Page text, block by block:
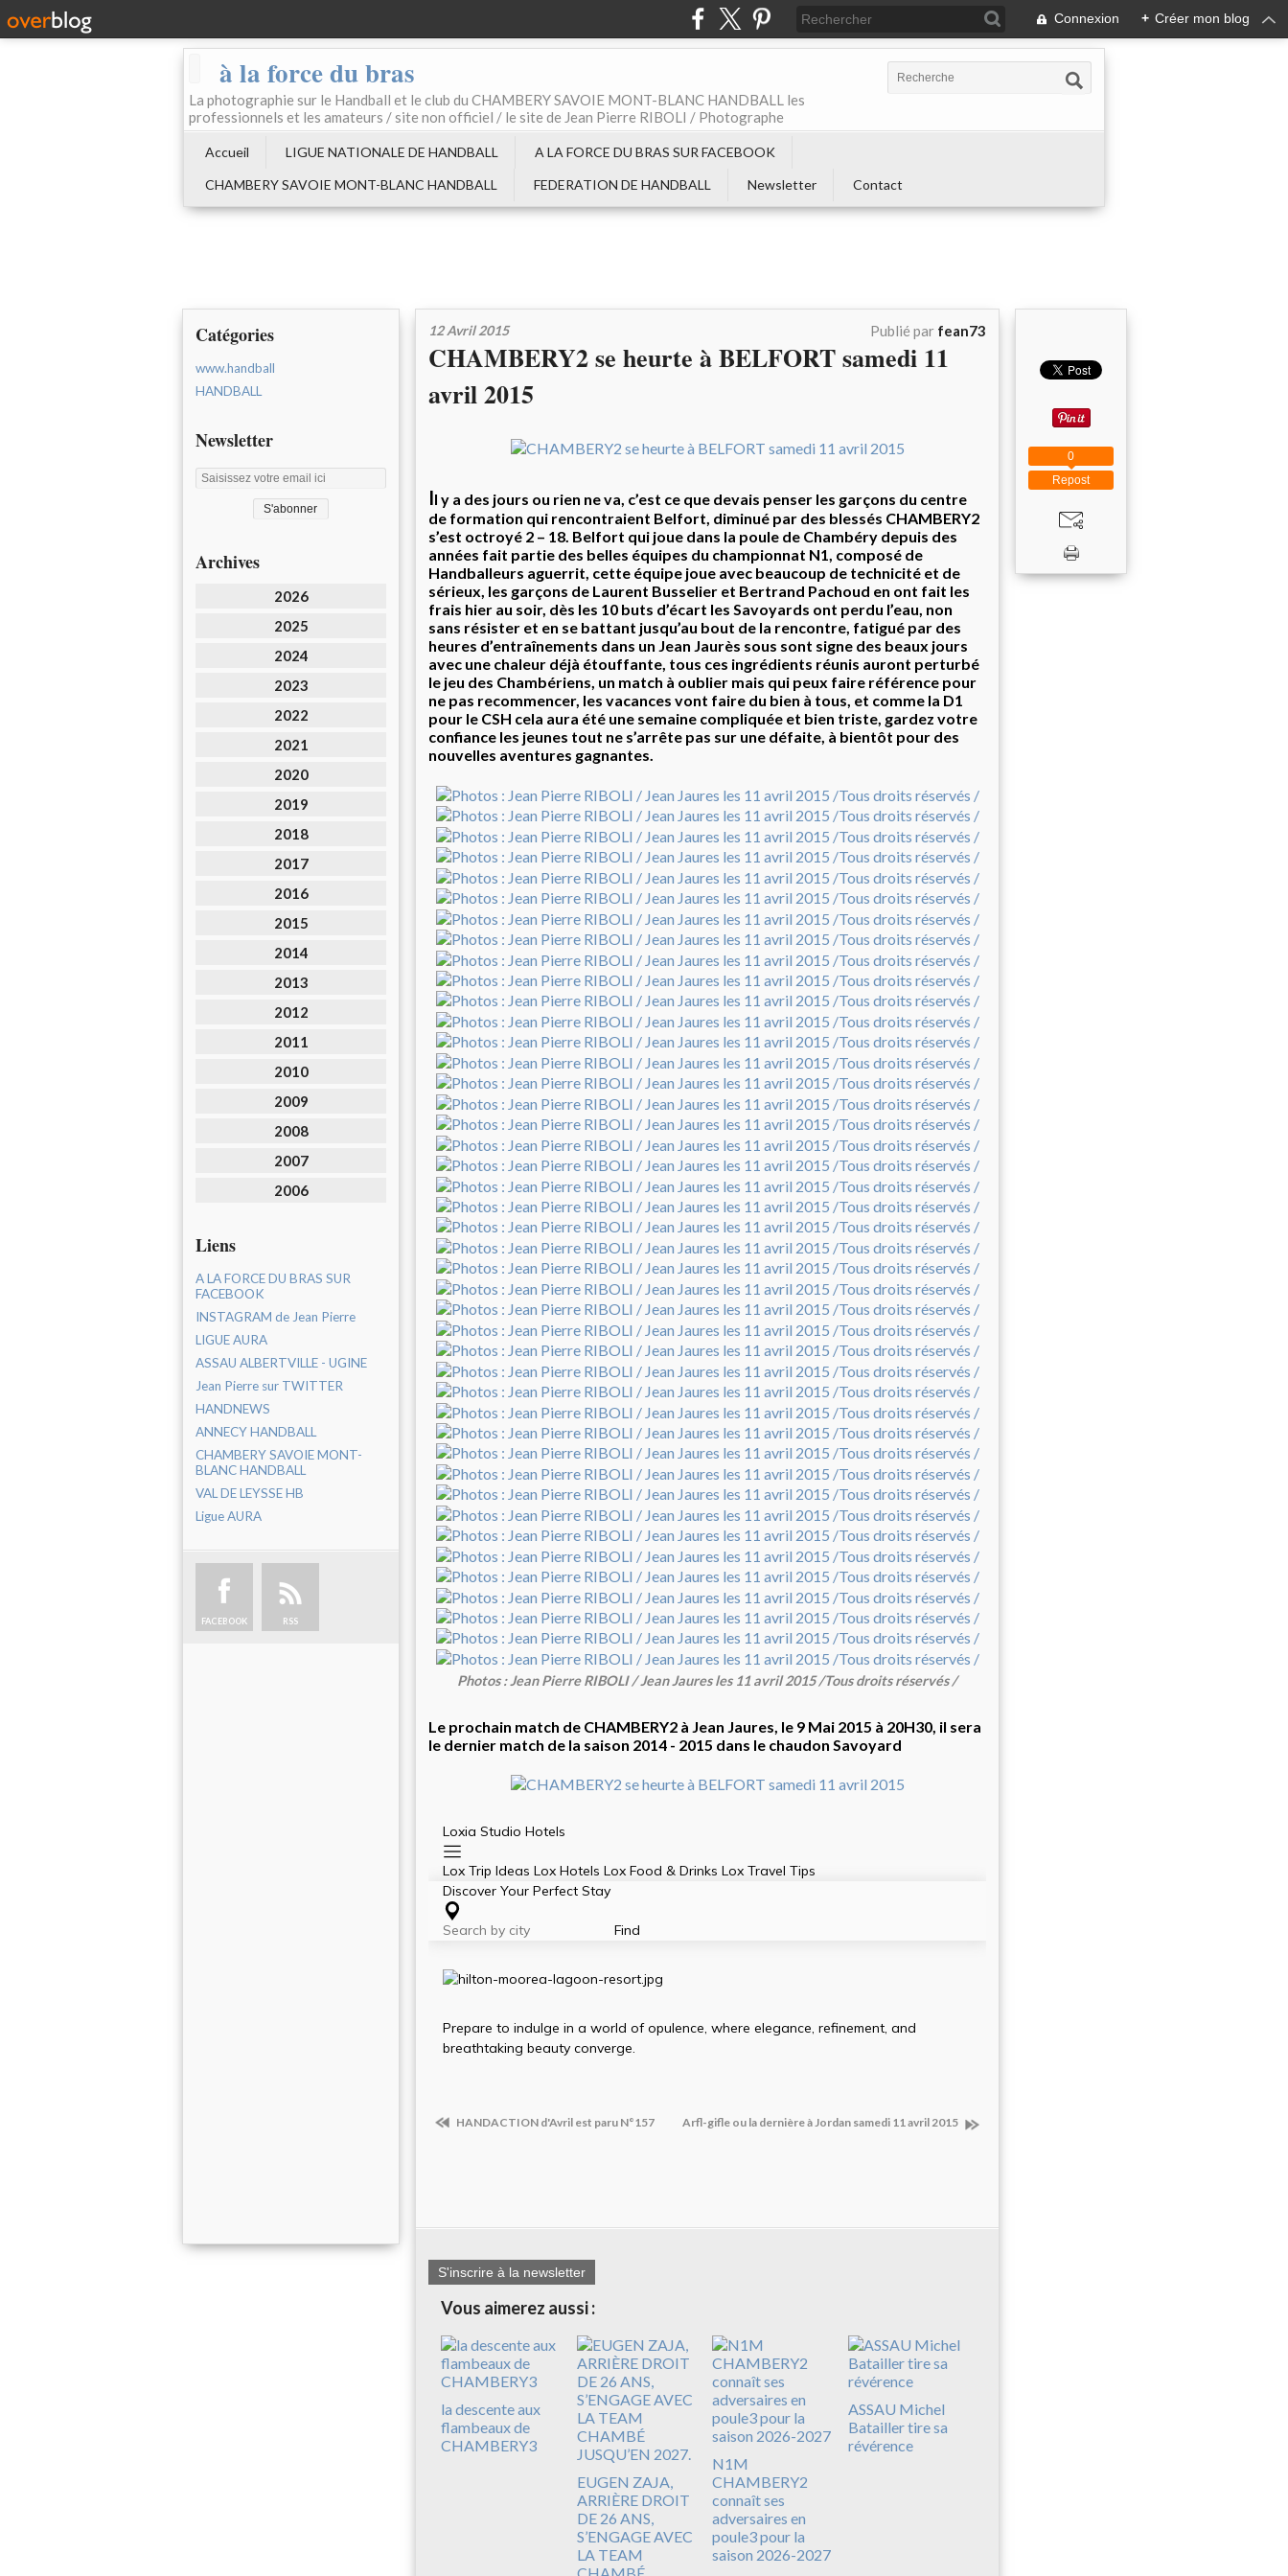
Connexion + Créer mon blog
à la force du bras
La photographie sur le Handball et le club du CHAMBERY SAVOIE MONT-BLANC HANDBALL les
professionnels et les amateurs / site non officiel / le site de Jean Pierre RIBOLI / Photographe
Accueil LIGUE NATIONALE DE HANDBALL
A LA FORCE DU BRAS SUR FACEBOOK
CHAMBERY SAVOIE MONT-BLANC HANDBALL
FEDERATION DE HANDBALL Newsletter Contact
Catégories
www.handball
HANDBALL
Newsletter
Archives
2026
2025
2024
2023
2022
2021
2020
2019
2018
2017
2016
2015
2014
2013
2012
2011
2010
2009
2008
2007
2006
Liens
A LA FORCE DU BRAS SUR
FACEBOOK
INSTAGRAM de Jean Pierre
LIGUE AURA
ASSAU ALBERTVILLE - UGINE
Jean Pierre sur TWITTER
HANDNEWS
ANNECY HANDBALL
CHAMBERY SAVOIE MONT-
BLANC HANDBALL
VAL DE LEYSSE HB
Ligue AURA
FACEBOOK RSS
12 Avril 2015 Publié par fean73
CHAMBERY2 se heurte à BELFORT samedi 11
avril 2015
Il y a des jours ou rien ne va, c’est ce que devais penser les garçons du centre
de formation qui rencontraient Belfort, diminué par des blessés CHAMBERY2
s’est octroyé 2 – 18. Belfort qui joue dans la poule de Chambéry depuis des
années fait partie des belles équipes du championnat N1, composé de
Handballeurs aguerrit, cette équipe joue avec beaucoup de technicité et de
sérieux, les garçons de Laurent Busselier et Bertrand Pachoud en ont fait les
frais hier au soir, dès les 10 buts d’écart les Savoyards ont perdu l’eau, non
sans résister et en se battant jusqu’au bout de la rencontre, fatigué par des
heures d’entraînements dans un Jean Jaurès sous sont signe des beaux jours
avec une chaleur déjà étouffante, tous ces ingrédients réunis auront perturbé
le jeu des Chambériens, un match à oublier mais qui peux faire référence pour
ne pas recommencer, les vacances vont faire du bien à tous, et comme la D1
pour le CSH cela aura été une semaine compliquée et bien triste, gardez votre
confiance les jeunes tout ne s’arrête pas sur une défaite, à bientôt pour des
nouvelles aventures gagnantes.
Photos : Jean Pierre RIBOLI / Jean Jaures les 11 avril 2015 /Tous droits réservés /
Le prochain match de CHAMBERY2 à Jean Jaures, le 9 Mai 2015 à 20H30, il sera
le dernier match de la saison 2014 - 2015 dans le chaudon Savoyard
HANDACTION d'Avril est paru N°157 Arfl-gifle ou la dernière à Jordan samedi 11 avril 2015
S'inscrire à la newsletter
Vous aimerez aussi :
la descente aux
flambeaux de
CHAMBERY3
EUGEN ZAJA,
ARRIÈRE DROIT
DE 26 ANS,
S’ENGAGE AVEC
LA TEAM
N1M
CHAMBERY2
connaît ses
adversaires en
poule3 pour la
saison 2026-2027
ASSAU Michel
Batailler tire sa
révérence
Repost
0